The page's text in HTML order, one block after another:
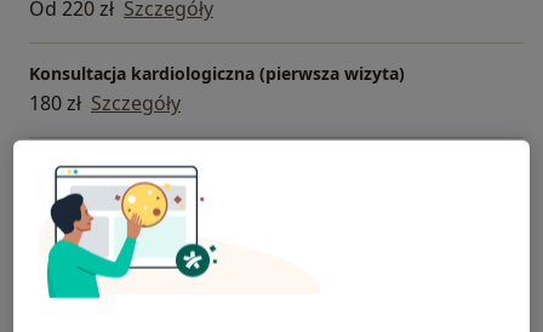
Od 220 zł Szczegóły
Konsultacja kardiologiczna (pierwsza wizyta)
180 zł Szczegóły
ECHO serca dorośli
Od 180 zł Szczegóły
EKG - elektrokardiografia
40 zł Szczegóły